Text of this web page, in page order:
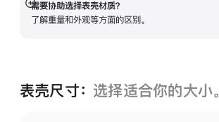
需要协助选择表壳材质？
了解重量和外观等方面的区别。
展
开
表壳尺寸： 选择适合你的大小。